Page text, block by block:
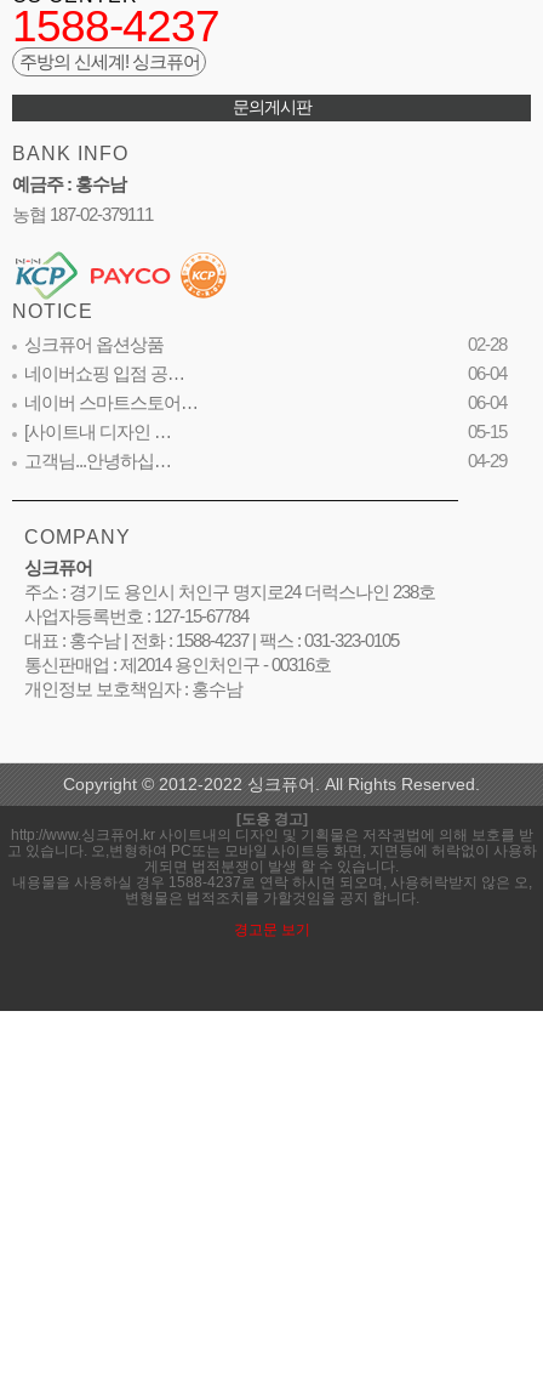
1588-4237
주방의 신세계! 싱크퓨어
문의게시판
BANK INFO
예금주 : 홍수남
농협 187-02-379111
NOTICE
싱크퓨어 옵션상품
02-28
네이버쇼핑 입점 공…
06-04
네이버 스마트스토어…
06-04
[사이트내 디자인 …
05-15
고객님...안녕하십…
04-29
COMPANY
싱크퓨어
주소 : 경기도 용인시 처인구 명지로24 더럭스나인 238호
사업자등록번호 : 127-15-67784
대표 : 홍수남 | 전화 : 1588-4237 | 팩스 : 031-323-0105
통신판매업 : 제2014 용인처인구 - 00316호
개인정보 보호책임자 : 홍수남
Copyright © 2012-2022 싱크퓨어. All Rights Reserved.
[도용 경고]
http://www.싱크퓨어.kr 사이트내의 디자인 및 기획물은 저작권법에 의해 보호를 받
고 있습니다. 오,변형하여 PC또는 모바일 사이트등 화면, 지면등에 허락없이 사용하
게되면 법적분쟁이 발생 할 수 있습니다.
내용물을 사용하실 경우 1588-4237로 연락 하시면 되오며, 사용허락받지 않은 오,
변형물은 법적조치를 가할것임을 공지 합니다.
경고문 보기